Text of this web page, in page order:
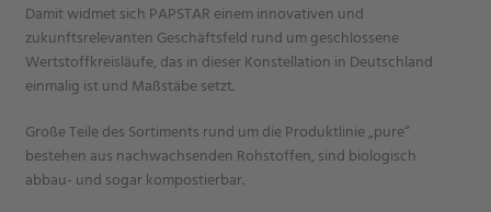
Damit widmet sich PAPSTAR einem innovativen und
zukunftsrelevanten Geschäftsfeld rund um geschlossene
Wertstoffkreisläufe, das in dieser Konstellation in Deutschland
einmalig ist und Maßstäbe setzt.
Große Teile des Sortiments rund um die Produktlinie „pure“
bestehen aus nachwachsenden Rohstoffen, sind biologisch
abbau- und sogar kompostierbar.